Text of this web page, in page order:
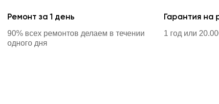
Ремонт за 1 день
90% всех ремонтов делаем в течении
одного дня
Гарантия на
1 год или